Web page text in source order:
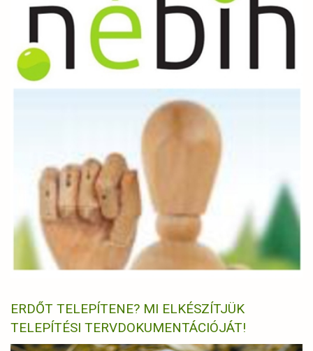
ERDŐT TELEPÍTENE? MI ELKÉSZÍTJÜK
TELEPÍTÉSI TERVDOKUMENTÁCIÓJÁT!